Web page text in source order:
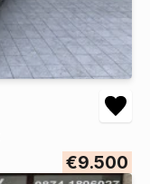
€9.500